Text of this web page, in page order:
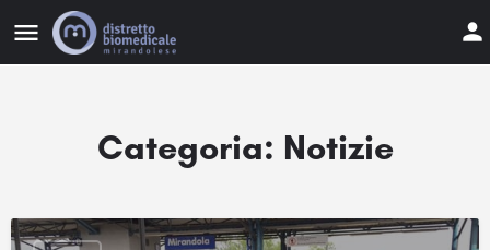
Categoria: Notizie